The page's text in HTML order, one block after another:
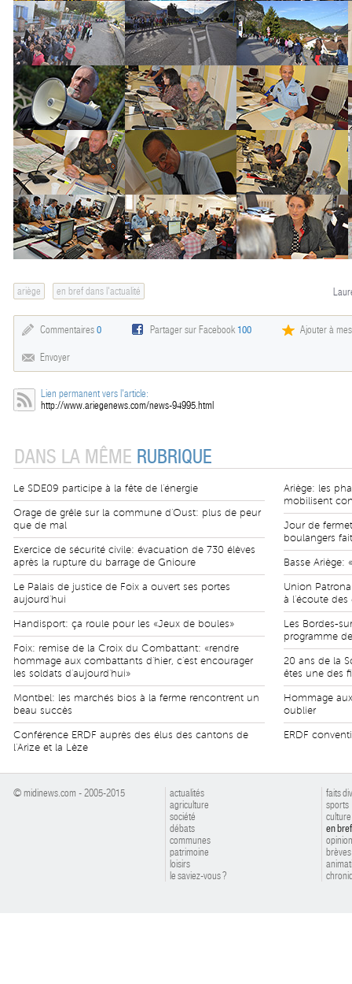
ariège en bref dans l'actualité
Commentaires 0 Partager sur Facebook100 Ajouter à
Envoyer
Lien permanent vers l'article:
http://www.ariegenews.com/news-94995.html
DANS LA MÊME RUBRIQUE
Le SDE09 participe à la fête de l'énergie
Orage de grêle sur la commune d'Oust: plus de peur
que de mal
Exercice de sécurité civile: évacuation de 730 élèves
après la rupture du barrage de Gnioure
Le Palais de justice de Foix a ouvert ses portes
aujourd'hui
Handisport: ça roule pour les «Jeux de boules»
Foix: remise de la Croix du Combattant: «rendre
hommage aux combattants d'hier, c'est encourager
les soldats d'aujourd'hui»
Montbel: les marchés bios à la ferme rencontrent un
beau succès
Conférence ERDF auprès des élus des cantons de
l'Arize et la Lèze
Ariège: les
mobilisent
Jour de
boulangers
Basse Ariège:
Union
à l'écoute des
Les Bordes-
programme
20 ans de la
êtes une des
Hommage
oublier
ERDF
© midinews.com - 2005-2015
actualités
agriculture
société
débats
communes
patrimoine
loisirs
le saviez-vous ?
faits
sports
culture
en bref
brèves